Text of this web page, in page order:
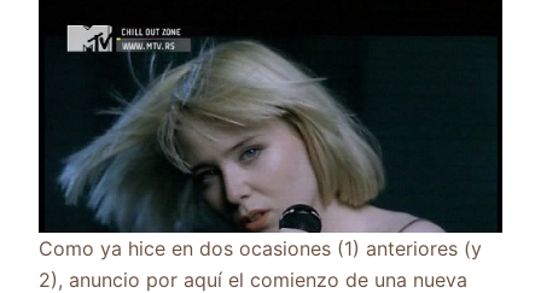
Como ya hice en dos ocasiones (1) anteriores (y
2), anuncio por aquí el comienzo de una nueva